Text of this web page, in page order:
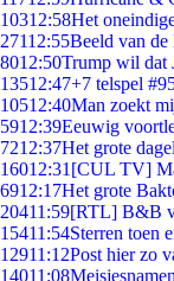
10312:58Het
27112:55Beeld van
8012:50Trump wil dat
13512:47+7 telspel
10512:40Man zoekt
5912:39Eeuwig
7212:37Het grote
16012:31 [CUL TV]
6912:17Het grote
20411:59[RTL] B&B
15411:54Sterren toen
12911:12Post hier zo
14011:08